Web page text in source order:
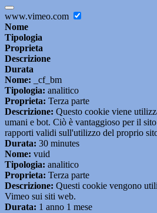
www.vimeo.com
Nome
Tipologia
Proprieta
Descrizione
Durata
Nome: _cf_bm
Tipologia: analitico
Proprieta: Terza parte
Descrizione: Questo cookie viene
umani e bot. Ciò è vantaggioso per il
rapporti validi sull'utilizzo del proprio
Durata: 30 minutes
Nome: vuid
Tipologia: analitico
Proprieta: Terza parte
Descrizione: Questi cookie vengono
Vimeo sui siti web.
Durata: 1 anno 1 mese